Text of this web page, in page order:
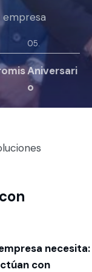
05.
Aniversari
o
empresa
necesita:
con